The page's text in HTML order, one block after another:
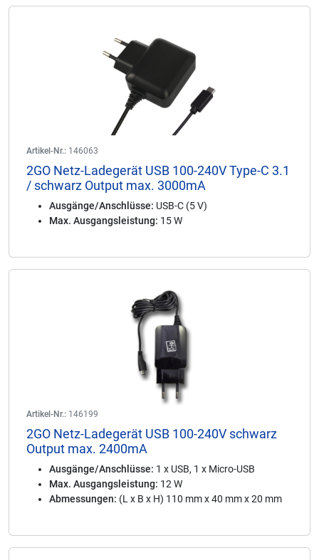
Artikel-Nr.: 146063
2GO Netz-Ladegerät USB 100-240V Type-C 3.1
/ schwarz Output max. 3000mA
Ausgänge/Anschlüsse: USB-C (5 V)
Max. Ausgangsleistung: 15 W
Artikel-Nr.: 146199
2GO Netz-Ladegerät USB 100-240V schwarz
Output max. 2400mA
Ausgänge/Anschlüsse: 1 x USB, 1 x Micro-USB
Max. Ausgangsleistung: 12 W
Abmessungen: (L x B x H) 110 mm x 40 mm x 20 mm